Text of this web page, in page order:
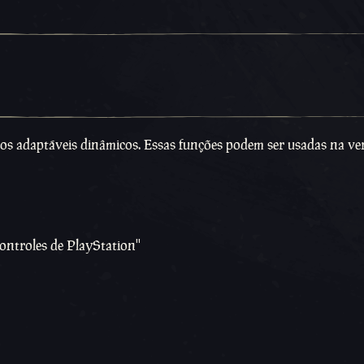
dinâmicos. Essas funções podem ser usadas na
de PlayStation''